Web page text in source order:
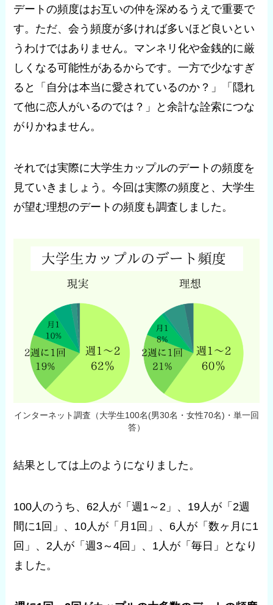
デートの頻度はお互いの仲を深めるうえで重要で
す。ただ、会う頻度が多ければ多いほど良いとい
うわけではありません。マンネリ化や金銭的に厳
しくなる可能性があるからです。一方で少なすぎ
ると「自分は本当に愛されているのか？」「隠れ
て他に恋人がいるのでは？」と余計な詮索につな
がりかねません。
それでは実際に大学生カップルのデートの頻度を
見ていきましょう。今回は実際の頻度と、大学生
が望む理想のデートの頻度も調査しました。
インターネット調査（大学生100名(男30名・女性70名)・単一回
答）
結果としては上のようになりました。
100人のうち、62人が「週1～2」、19人が「2週
間に1回」、10人が「月1回」、6人が「数ヶ月に1
回」、2人が「週3～4回」、1人が「毎日」となり
ました。